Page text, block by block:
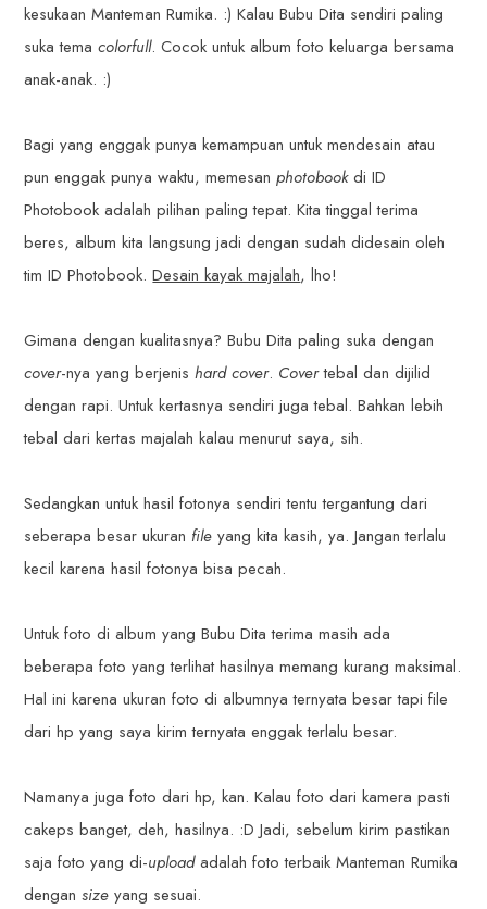
kesukaan Manteman Rumika. :) Kalau Bubu Dita sendiri paling
suka temacolorfull. Cocok untuk album foto keluarga bersama
anak-anak. :)
Bagi yang enggak punya kemampuan untuk mendesain atau
pun enggak punya waktu, memesanphotobookdi ID
Photobook adalah pilihan paling tepat. Kita tinggal terima
beres, album kita langsung jadi dengan sudah didesain oleh
tim ID Photobook.Desain kayak majalah, lho!
Gimana dengan kualitasnya? Bubu Dita paling suka dengan
cover-nya yang berjenishard cover. Covertebal dan dijilid
dengan rapi. Untuk kertasnya sendiri juga tebal. Bahkan lebih
tebal dari kertas majalah kalau menurut saya, sih.
Sedangkan untuk hasil fotonya sendiri tentu tergantung dari
seberapa besar ukuran file yang kita kasih, ya. Jangan terlalu
kecil karena hasil fotonya bisa pecah.
Untuk foto di album yang Bubu Dita terima masih ada
beberapa foto yang terlihat hasilnya memang kurang maksimal.
Hal ini karena ukuran foto di albumnya ternyata besar tapi file
dari hp yang saya kirim ternyata enggak terlalu besar.
Namanya juga foto dari hp, kan. Kalau foto dari kamera pasti
cakeps banget, deh, hasilnya. :D Jadi, sebelum kirim pastikan
saja foto yang di-uploadadalah foto terbaik Manteman Rumika
dengansize yang sesuai.